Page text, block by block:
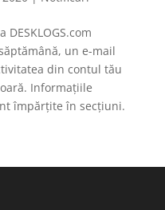
un e-mail
din contul tău
Informațiile
împărțite în secțiuni.